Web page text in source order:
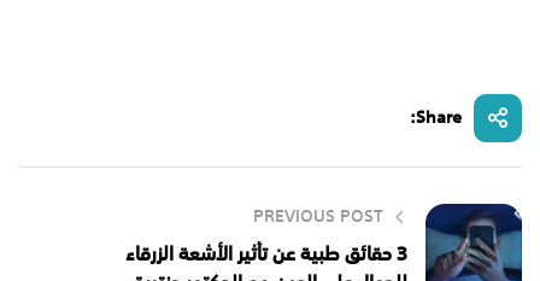
Share:
PREVIOUS POST
3 حقائق طبية عن تأثير الأشعة الزرقاء